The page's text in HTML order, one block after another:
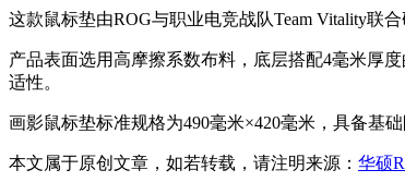
这款鼠标垫由ROG与职业电竞战队Team Vitality联
产品表面选用高摩擦系数布料，底层搭配4毫米厚
适性。
画影鼠标垫标准规格为490毫米×420毫米，具备基
本文属于原创文章，如若转载，请注明来源： 华硕